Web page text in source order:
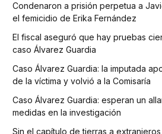
Condenaron a prisión perpetua a
el femicidio de Erika Fernández
El fiscal aseguró que hay pruebas
caso Álvarez Guardia
Caso Álvarez Guardia: la imputada
de la víctima y volvió a la Comisaría
Caso Álvarez Guardia: esperan un
medidas en la investigación
Sin el capítulo de tierras a